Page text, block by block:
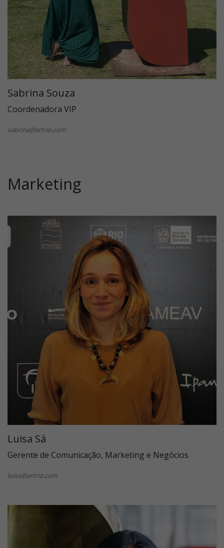
Sabrina Souza
Coordenadora VIP
sabrina@artrio.com
Marketing
Luisa Sá
Gerente de Comunicação, Marketing e Negócios
luisa@artrio.com